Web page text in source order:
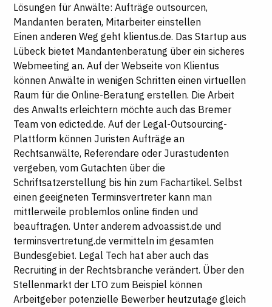
Lösungen für Anwälte: Aufträge outsourcen,
Mandanten beraten, Mitarbeiter einstellen
Einen anderen Weg geht klientus.de. Das Startup aus
Lübeck bietet Mandantenberatung über ein sicheres
Webmeeting an. Auf der Webseite von Klientus
können Anwälte in wenigen Schritten einen virtuellen
Raum für die Online-Beratung erstellen. Die Arbeit
des Anwalts erleichtern möchte auch das Bremer
Team von edicted.de. Auf der Legal-Outsourcing-
Plattform können Juristen Aufträge an
Rechtsanwälte, Referendare oder Jurastudenten
vergeben, vom Gutachten über die
Schriftsatzerstellung bis hin zum Fachartikel. Selbst
einen geeigneten Terminsvertreter kann man
mittlerweile problemlos online finden und
beauftragen. Unter anderem advoassist.de und
terminsvertretung.de vermitteln im gesamten
Bundesgebiet. Legal Tech hat aber auch das
Recruiting in der Rechtsbranche verändert. Über den
Stellenmarkt der LTO zum Beispiel können
Arbeitgeber potenzielle Bewerber heutzutage gleich